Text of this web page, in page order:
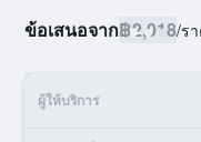
ข้อเสนอจาก฿2,018/ร
ผู้ให้บริการ